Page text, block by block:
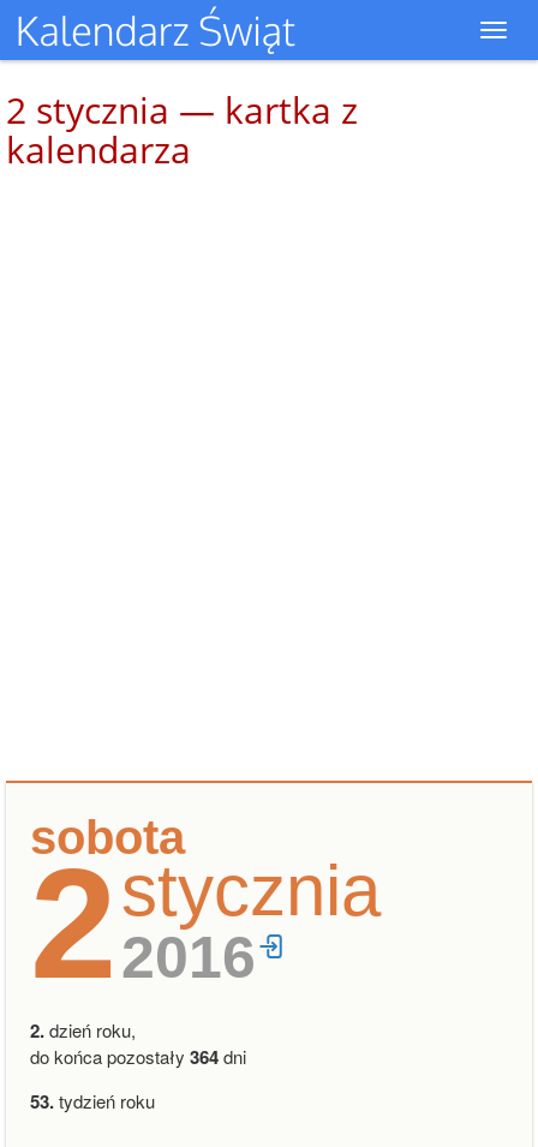
2 stycznia — kartka z
kalendarza
sobota
2stycznia
2016
2.dzień roku,
do końca pozostały 364dni
53.tydzień roku